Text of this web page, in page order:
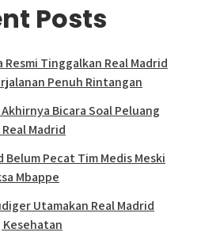
Posts
Resmi Tinggalkan Real Madrid
Penuh Rintangan
Bicara Soal Peluang
Madrid
Belum Pecat Tim Medis Meski
Mbappe
Utamakan Real Madrid